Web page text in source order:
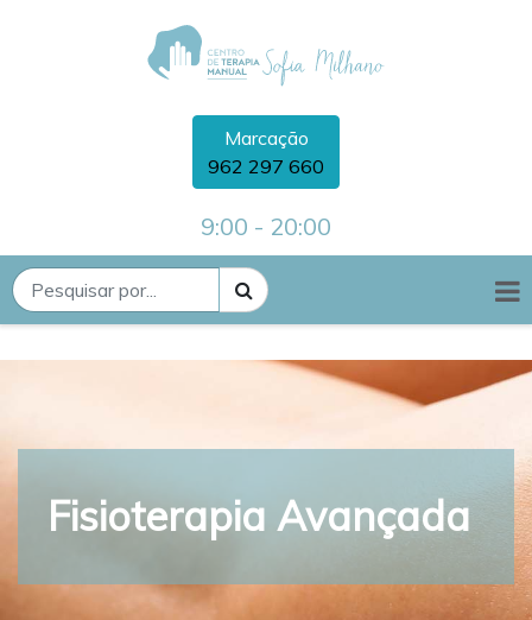
Marcação
962 297 660
9:00 - 20:00
Fisioterapia Avançada